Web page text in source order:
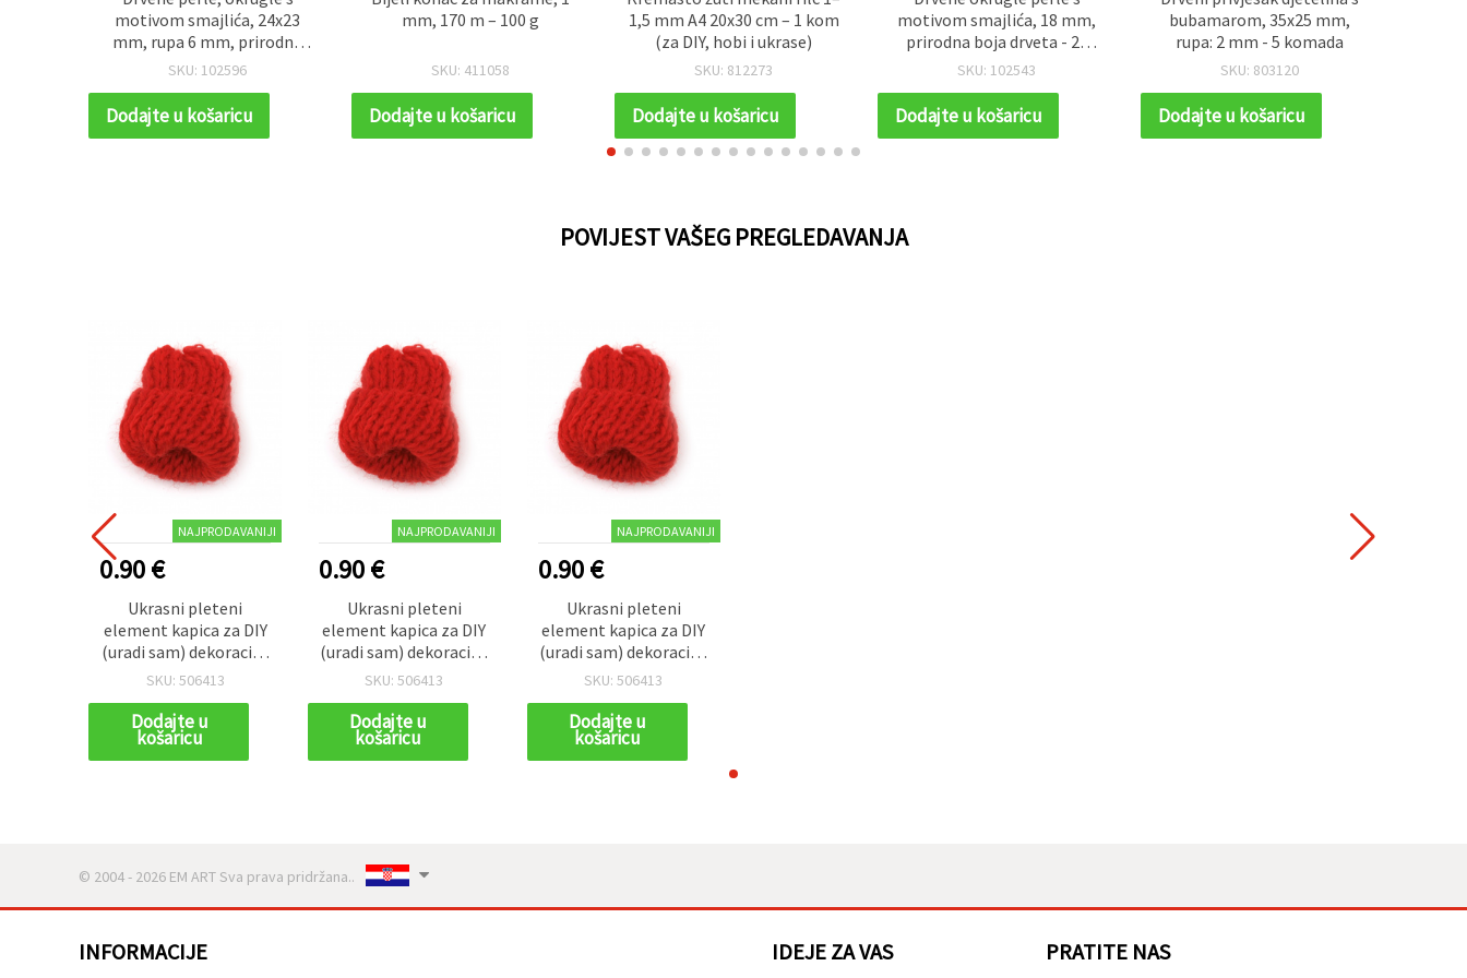
motivom smajlića, 24x23
mm, rupa 6 mm, prirodna
boja drveta – 5 kom
SKU: 102596
Dodajte u košaricu
mm, 170 m – 100 g
SKU: 411058
Dodajte u košaricu
1,5 mm A4 20x30 cm – 1 kom
(za DIY, hobi i ukrase)
SKU: 812273
Dodajte u košaricu
motivom smajlića, 18 mm,
prirodna boja drveta - 20
komada
SKU: 102543
Dodajte u košaricu
bubamarom, 35x25 mm,
rupa: 2 mm - 5 komada
SKU: 803120
Dodajte u košaricu
POVIJEST VAŠEG PREGLEDAVANJA
NAJPRODAVANIJI
0.90 €
Ukrasni pleteni
element kapica za DIY
(uradi sam) dekoracije,
35x30 mm, crvena boja
SKU: 506413
Dodajte u
košaricu
NAJPRODAVANIJI
0.90 €
Ukrasni pleteni
element kapica za DIY
(uradi sam) dekoracije,
35x30 mm, crvena boja
SKU: 506413
Dodajte u
košaricu
NAJPRODAVANIJI
0.90 €
Ukrasni pleteni
element kapica za DIY
(uradi sam) dekoracije,
35x30 mm, crvena boja
SKU: 506413
Dodajte u
košaricu
© 2004 - 2026 EM ART Sva prava pridržana..
INFORMACIJE IDEJE ZA VAS PRATITE NAS